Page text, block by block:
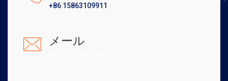
+86 15863109911
メール